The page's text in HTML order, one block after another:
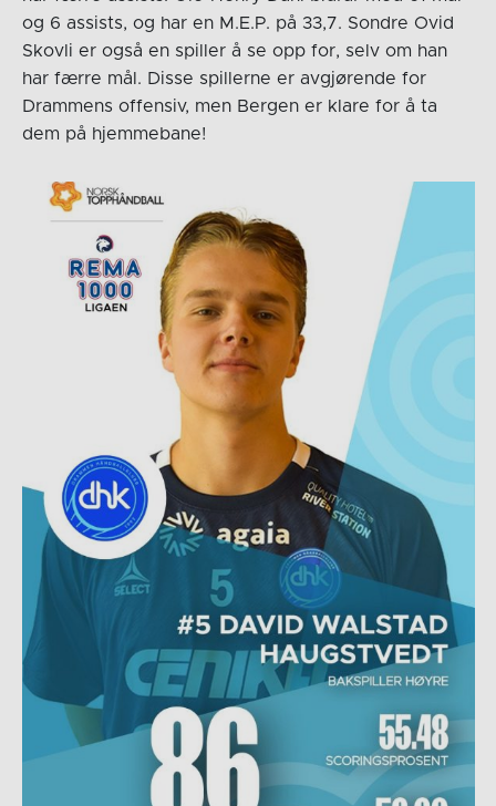
og 6 assists, og har en M.E.P. på 33,7. Sondre Ovid
Skovli er også en spiller å se opp for, selv om han
har færre mål. Disse spillerne er avgjørende for
Drammens offensiv, men Bergen er klare for å ta
dem på hjemmebane!